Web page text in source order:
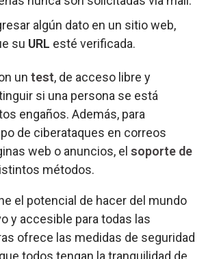
algún dato en un sitio web,
su URL esté verificada.
un test, de acceso libre y
si una persona se está
engaños. Además, para
de ciberataques en correos
web o anuncios, el soporte de
métodos.
el potencial de hacer del mundo
y accesible para todas las
ofrece las medidas de seguridad
todos tengan la tranquilidad de